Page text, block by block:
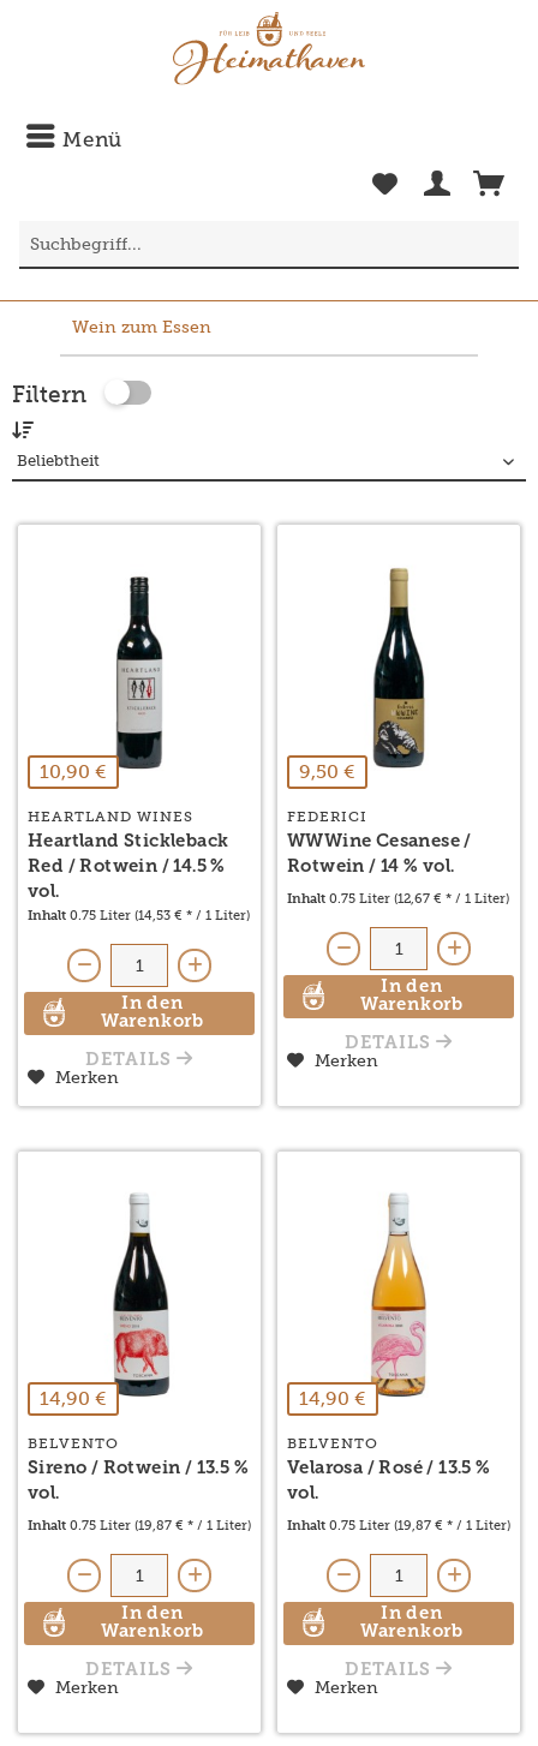
Menü
Wein zum Essen
Filtern
10,90 €
HEARTLAND WINES
Heartland Stickleback
Red / Rotwein / 14.5 %
vol.
Inhalt 0.75 Liter (14,53 € * / 1 Liter)
In den
Warenkorb
DETAILS
Merken
9,50 €
FEDERICI
WWWine Cesanese /
Rotwein / 14 % vol.
Inhalt 0.75 Liter (12,67 € * / 1 Liter)
In den
Warenkorb
DETAILS
Merken
14,90 €
BELVENTO
Sireno / Rotwein / 13.5 %
vol.
Inhalt 0.75 Liter (19,87 € * / 1 Liter)
In den
Warenkorb
DETAILS
Merken
14,90 €
BELVENTO
Velarosa / Rosé / 13.5 %
vol.
Inhalt 0.75 Liter (19,87 € * / 1 Liter)
In den
Warenkorb
DETAILS
Merken